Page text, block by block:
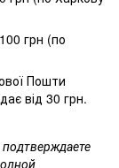
грн (по
Пошти
від 30 грн.